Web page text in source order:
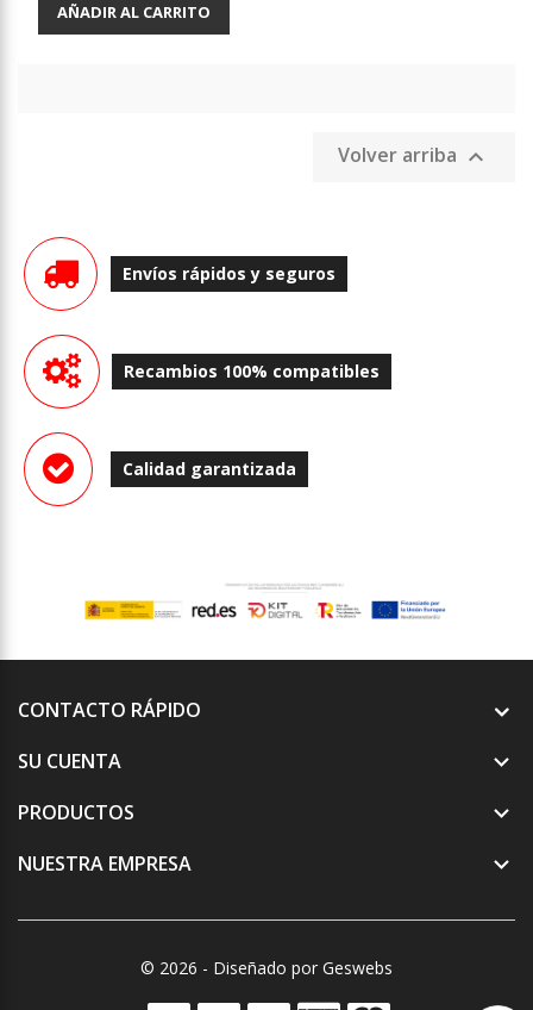
AÑADIR AL CARRITO
Volver arriba 
Envíos rápidos y seguros
Recambios 100% compatibles
Calidad garantizada
CONTACTO RÁPIDO
SU CUENTA

PRODUCTOS 
NUESTRA EMPRESA 
© 2026 - Diseñado por Geswebs